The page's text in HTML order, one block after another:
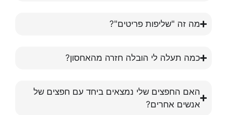
מה זה "שליפות פריטים"?
כמה תעלה לי הובלה חזרה מהאחסון?
האם החפצים שלי נמצאים ביחד עם חפצים של
אנשים אחרים?